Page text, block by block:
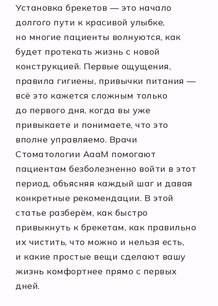
Установка брекетов — это начало
долгого пути к красивой улыбке,
но многие пациенты волнуются, как
будет протекать жизнь с новой
конструкцией. Первые ощущения,
правила гигиены, привычки питания —
всё это кажется сложным только
до первого дня, когда вы уже
привыкаете и понимаете, что это
вполне управляемо. Врачи
Стоматологии АааМ помогают
пациентам безболезненно войти в этот
период, объясняя каждый шаг и давая
конкретные рекомендации. В этой
статье разберём, как быстро
привыкнуть к брекетам, как правильно
их чистить, что можно и нельзя есть,
и какие простые вещи сделают вашу
жизнь комфортнее прямо с первых
дней.